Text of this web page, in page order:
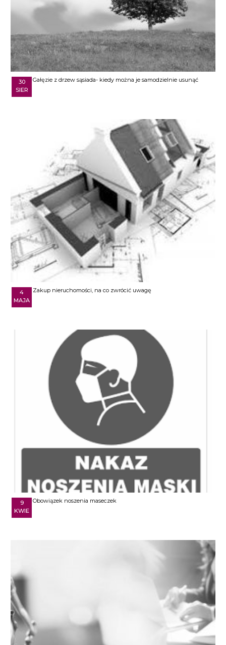
30
SIER
Gałęzie z drzew sąsiada- kiedy można je samodzielnie usunąć
4
MAJA
Zakup nieruchomości, na co zwrócić uwagę
9
KWIE
Obowiązek noszenia maseczek